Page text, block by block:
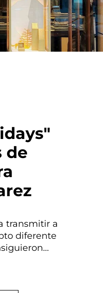
de
transmitir a
diferente